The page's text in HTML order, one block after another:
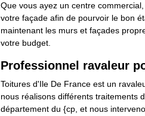
Que vous ayez un centre
votre façade afin de pourvoir le bon
maintenant les murs et façades
votre budget.
Professionnel ravaleur
Toitures d'Ile De France est un
nous réalisons différents traitements
département du {cp, et nous